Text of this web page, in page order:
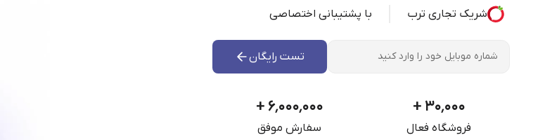
شریک تجاری ترب با پشتیبانی اختصاصی
تست رایگان
۳۰٬۰۰۰ +
فروشگاه فعال
۶٬۰۰۰٬۰۰۰ +
سفارش موفق